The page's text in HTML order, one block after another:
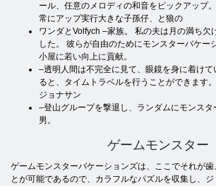
ール、任意のメロディの和音をピックアップ。
常にアップ実行大きな子孫仔、と狼の
ワンダとVolfych –家族。 私の夫は月の満ち欠
した。 彼らが自由のためにモンスターバケー
小屋に若い向上に貢献。
–透明人間は不完全に見て、眼鏡を身に着けて
ると、タイムトラベルを行うことができます。
ジョナサン
–登山グループを撃退し、ランダムにモンス
男。
ゲームモンスター
ゲームモンスターバケーションズは、ここでそれが
とが可能であるので、カラフルなパズルを収集し、